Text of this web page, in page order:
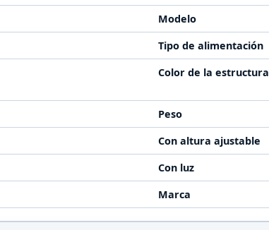
Modelo
Tipo de alimentación
Color de la estructura
Peso
Con altura ajustable
Con luz
Marca